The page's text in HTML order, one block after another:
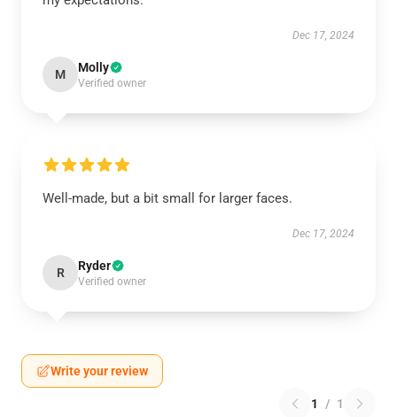
Dec 17, 2024
M Molly
Verified owner
Well-made, but a bit small for larger faces.
Dec 17, 2024
R Ryder
Verified owner
Write your review
1 / 1